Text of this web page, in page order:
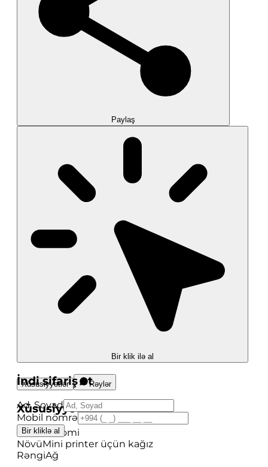
Paylaş
Bir klik ilə al
İndi sifariş et
Ad, Soyad
Mobil nömrə
Bir kliklə al
Xüsusiyyətlər Rəylər
Xüsusiyyətlər
BrendXiaomi
NövüMini printer üçün kağız
RəngiAğ